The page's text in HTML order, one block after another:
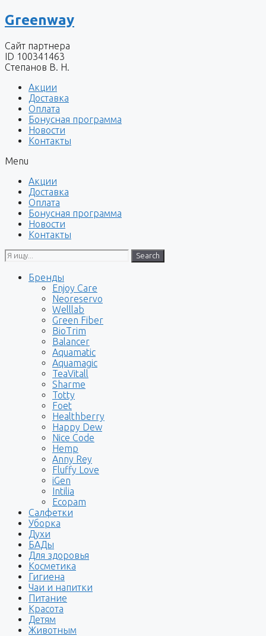
Перейти
к
Greenway
Сайт партнера
ID 100341463
Степанов В. Н.
Акции
Доставка
Оплата
Бонусная программа
Новости
Контакты
Menu
Акции
Доставка
Оплата
Бонусная программа
Новости
Контакты
Search
Бренды
Enjoy Care
Neoreservo
Welllab
Green Fiber
BioTrim
Balancer
Aquamatic
Aquamagic
TeaVitall
Sharme
Totty
Foet
Healthberry
Happy Dew
Nice Code
Hemp
Anny Rey
Fluffy Love
iGen
Intilia
Ecopam
Салфетки
Уборка
Духи
БАДы
Для здоровья
Косметика
Гигиена
Чаи и напитки
Питание
Красота
Детям
Животным